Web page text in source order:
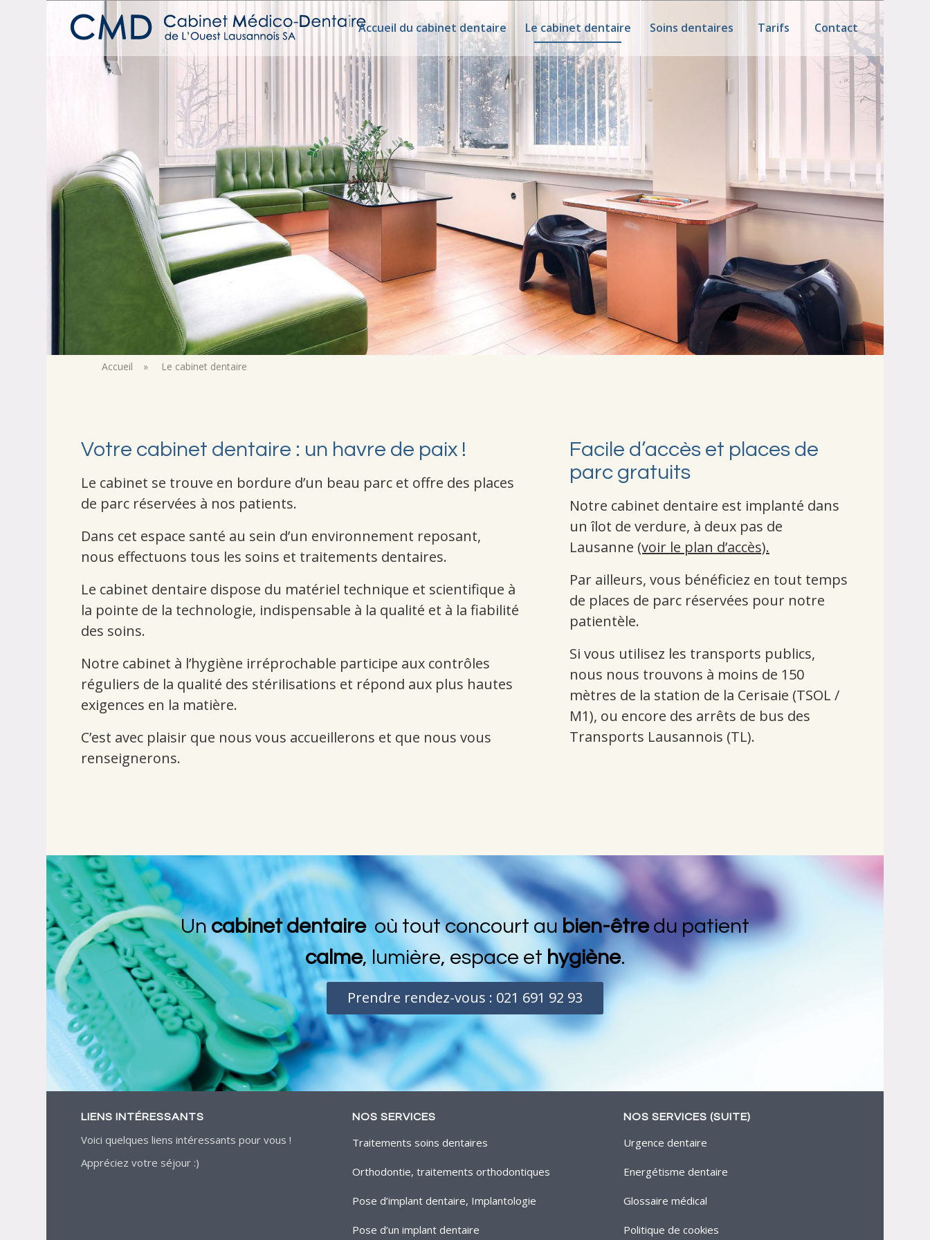
Accueil du cabinet dentaire Le cabinet dentaire Soins dentaires Tarifs Contact
Accueil » Le cabinet dentaire
Votre cabinet dentaire : un havre de paix !
Le cabinet se trouve en bordure d’un beau parc et offre des places
de parc réservées à nos patients.
Dans cet espace santé au sein d’un environnement reposant,
nous effectuons tous les soins et traitements dentaires.
Le cabinet dentaire dispose du matériel technique et scientifique à
la pointe de la technologie, indispensable à la qualité et à la fiabilité
des soins.
Notre cabinet à l’hygiène irréprochable participe aux contrôles
réguliers de la qualité des stérilisations et répond aux plus hautes
exigences en la matière.
C’est avec plaisir que nous vous accueillerons et que nous vous
renseignerons.
Facile d’accès et places de
parc gratuits
Notre cabinet dentaire est implanté dans
un îlot de verdure, à deux pas de
Lausanne (voir le plan d’accès).
Par ailleurs, vous bénéficiez en tout temps
de places de parc réservées pour notre
patientèle.
Si vous utilisez les transports publics,
nous nous trouvons à moins de 150
mètres de la station de la Cerisaie (TSOL /
M1), ou encore des arrêts de bus des
Transports Lausannois (TL).
Uncabinet dentaireoù tout concourt au bien-êtredu patient
calme, lumière, espace et hygiène.
Prendre rendez-vous : 021 691 92 93
LIENS INTÉRESSANTS
Voici quelques liens intéressants pour vous !
Appréciez votre séjour :)
NOS SERVICES
Traitements soins dentaires
Orthodontie, traitements orthodontiques
Pose d’implant dentaire, Implantologie
Pose d’un implant dentaire
NOS SERVICES (SUITE)
Urgence dentaire
Energétisme dentaire
Glossaire médical
Politique de cookies